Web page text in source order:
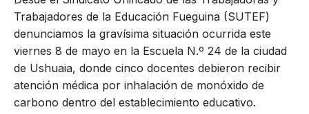
Trabajadores de la Educación Fueguina (SUTEF)
denunciamos la gravísima situación ocurrida este
viernes 8 de mayo en la Escuela N.º 24 de la ciudad
de Ushuaia, donde cinco docentes debieron recibir
atención médica por inhalación de monóxido de
carbono dentro del establecimiento educativo.